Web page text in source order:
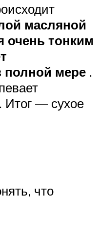
масляной
очень тонким
полной мере .
Итог — сухое
что